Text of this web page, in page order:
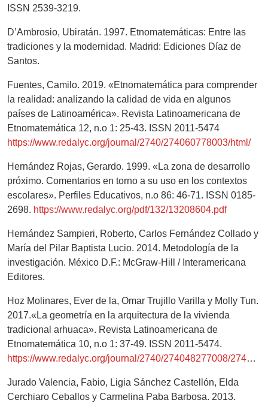
ISSN 2539-3219.
D’Ambrosio, Ubiratán. 1997. Etnomatemáticas: Entre las
tradiciones y la modernidad. Madrid: Ediciones Díaz de
Santos.
Fuentes, Camilo. 2019. «Etnomatemática para comprender
la realidad: analizando la calidad de vida en algunos
países de Latinoamérica». Revista Latinoamericana de
Etnomatemática 12, n.o 1: 25-43. ISSN 2011-5474
https://www.redalyc.org/journal/2740/274060778003/html/
Hernández Rojas, Gerardo. 1999. «La zona de desarrollo
próximo. Comentarios en torno a su uso en los contextos
escolares». Perfiles Educativos, n.o 86: 46-71. ISSN 0185-
2698. https://www.redalyc.org/pdf/132/13208604.pdf
Hernández Sampieri, Roberto, Carlos Fernández Collado y
María del Pilar Baptista Lucio. 2014. Metodología de la
investigación. México D.F.: McGraw-Hill / Interamericana
Editores.
Hoz Molinares, Ever de la, Omar Trujillo Varilla y Molly Tun.
2017.«La geometría en la arquitectura de la vivienda
tradicional arhuaca». Revista Latinoamericana de
Etnomatemática 10, n.o 1: 37-49. ISSN 2011-5474.
https://www.redalyc.org/journal/2740/274048277008/274048277008.pdf
Jurado Valencia, Fabio, Ligia Sánchez Castellón, Elda
Cerchiaro Ceballos y Carmelina Paba Barbosa. 2013.